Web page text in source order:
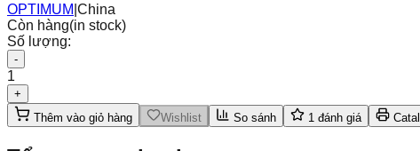
OPTIMUM China
Còn hàng(in stock)
Số lượng:
-
1
+
Thêm vào giỏ hàng
Wishlist So sánh 1 đánh giá